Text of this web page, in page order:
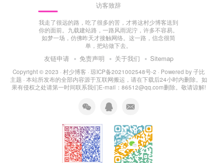
访客致辞
我走了很远的路，吃了很多的苦，才将这村少博客送到
你的面前。九载建站路，一路风雨泥泞，许多不容易。
如梦一场，仿佛昨天才接触网络。这一路，信念很简
单，把站做下去。
友链申请 免责声明 关于我们 Sitemap
Copyright © 2023 · 村少博客 · 琼ICP备2021002548号-2 · Powered by子比
主题 · 本站所发布的全部内容源于互联网搬运，请在下载后24小时内删除。如
果有侵权之处请第一时间联系我们E-mail：86512@qq.com删除。敬请谅解!